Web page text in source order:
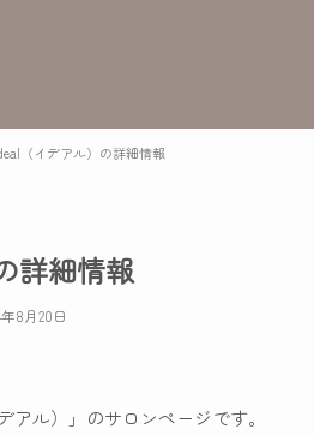
（イデアル）の詳細情報
詳細情報
8月20日
アル）」のサロンページです。